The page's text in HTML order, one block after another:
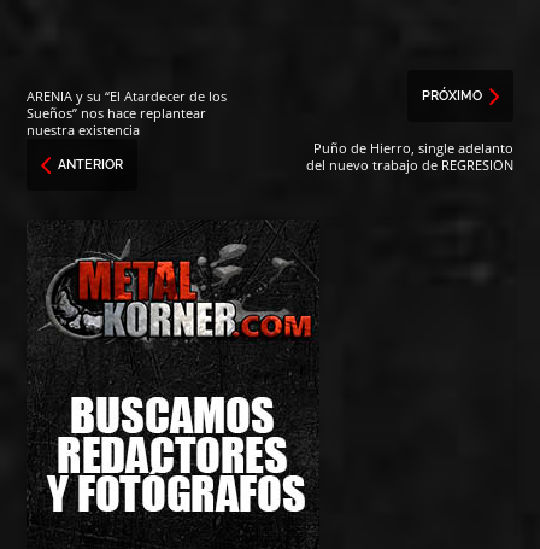
ARENIA y su “El Atardecer de los
Sueños” nos hace replantear
nuestra existencia
ANTERIOR
PRÓXIMO
Puño de Hierro, single adelanto
del nuevo trabajo de REGRESION